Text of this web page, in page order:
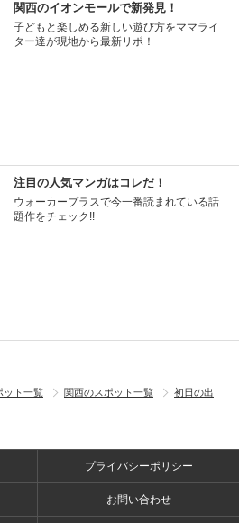
関西のイオンモールで新発見！
子どもと楽しめる新しい遊び方をママライ
ター達が現地から最新リポ！
注目の人気マンガはコレだ！
ウォーカープラスで今一番読まれている話
題作をチェック!!
ット一覧 関西のスポット一覧
初日の出
プライバシーポリシー
お問い合わせ